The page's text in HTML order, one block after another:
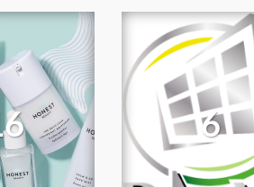
6